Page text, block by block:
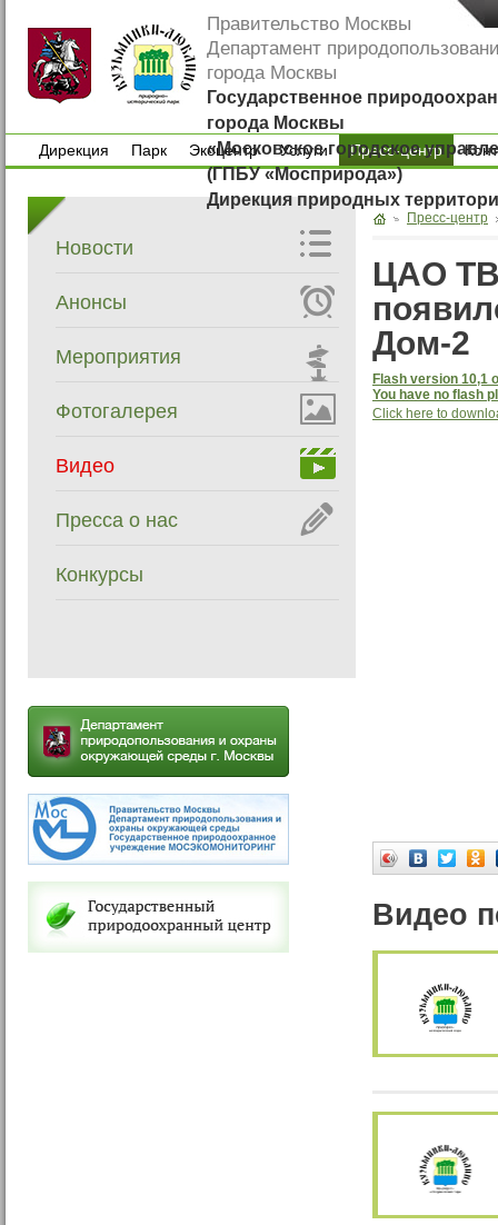
Правительство Москвы
Департамент
города Москвы
Государственное
города Москвы
«Московское городское
(ГПБУ «Мосприрода»)
Дирекция природных
Дирекция
Парк
Экоцентр
Экоцентр
Услуги
Услуги
Пресс-центр
Новости
Анонсы
Мероприятия
Фотогалерея
Видео
Пресса о нас
Конкурсы
Пресс-центр
ЦАО
Дом-2
Flash version 10,1
You have no flash
Click here to
Видео